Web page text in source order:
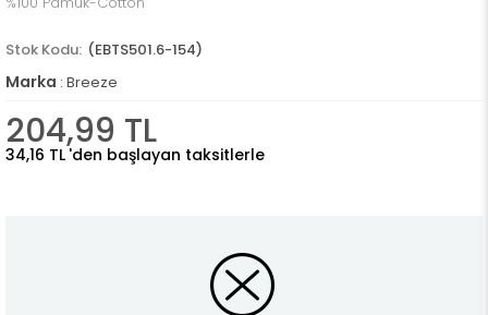
(EBTS501.6-154)
Marka : Breeze
204,99 TL
34,16 TL 'den başlayan taksitlerle